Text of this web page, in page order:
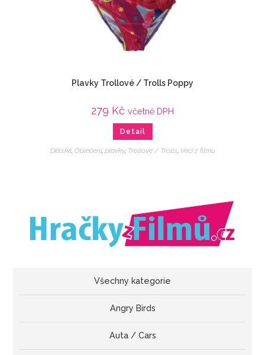
Plavky Trollové / Trolls Poppy
279 Kč včetně DPH
Detail
Dětské, Oblečení, plavky, Trollové / Trolls, Veci z filmu
Všechny kategorie
Angry Birds
Auta / Cars